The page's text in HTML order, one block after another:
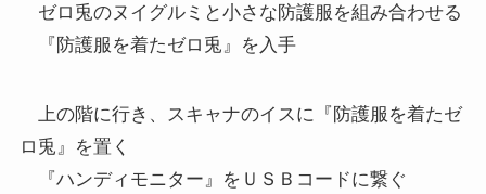
ゼロ兎のヌイグルミと小さな防護服を組み合わせる
『防護服を着たゼロ兎』を入手
上の階に行き、スキャナのイスに『防護服を着たゼ
ロ兎』を置く
『ハンディモニター』をＵＳＢコードに繋ぐ